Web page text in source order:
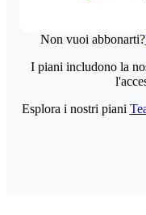
Non vuoi abbonarti?
I piani includono la
Esplora i nostri piani